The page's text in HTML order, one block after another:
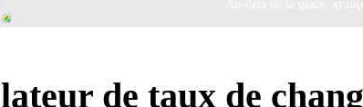
Au-delà de la glace,
de taux de